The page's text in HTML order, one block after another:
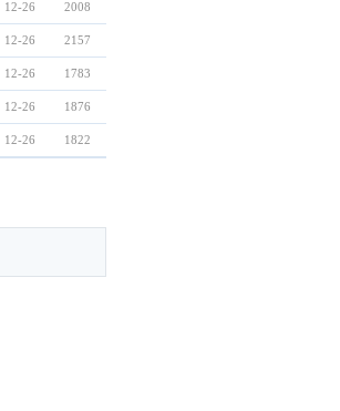
12-26 2008
12-26 2157
12-26 1783
12-26 1876
12-26 1822